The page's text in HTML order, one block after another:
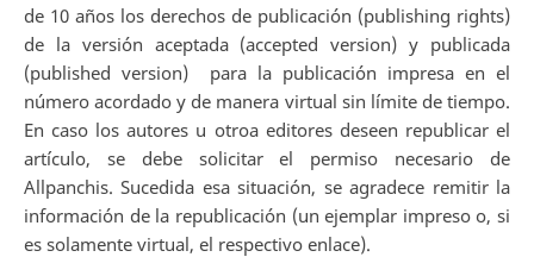
de 10 años los derechos de publicación (publishing rights)
de la versión aceptada (accepted version) y publicada
(published version) para la publicación impresa en el
número acordado y de manera virtual sin límite de tiempo.
En caso los autores u otroa editores deseen republicar el
artículo, se debe solicitar el permiso necesario de
Allpanchis. Sucedida esa situación, se agradece remitir la
información de la republicación (un ejemplar impreso o, si
es solamente virtual, el respectivo enlace).